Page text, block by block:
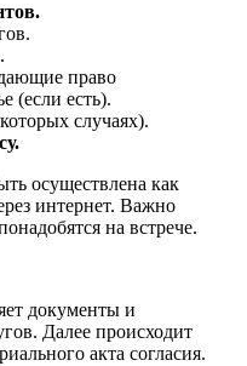
право
(если есть).
случаях).
осуществлена как
интернет. Важно
на встрече.
документы и
Далее происходит
акта согласия.